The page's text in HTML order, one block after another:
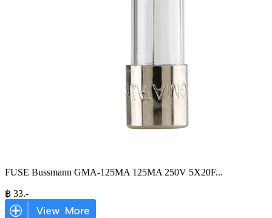
FUSE Bussmann GMA-125MA 125MA 250V 5X20F...
฿ 33.-